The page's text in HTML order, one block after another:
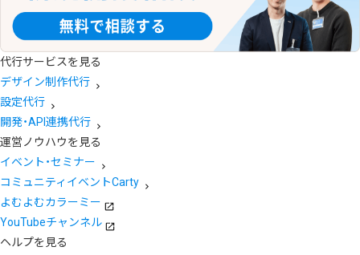
代行サービスを見る
デザイン制作代行
設定代行
開発・API連携代行
運営ノウハウを見る
イベント・セミナー
コミュニティイベントCarty
よむよむカラーミー
YouTubeチャンネル
ヘルプを見る